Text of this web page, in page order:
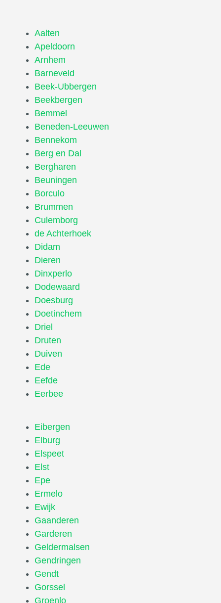
Aalten
Apeldoorn
Arnhem
Barneveld
Beek-Ubbergen
Beekbergen
Bemmel
Beneden-Leeuwen
Bennekom
Berg en Dal
Bergharen
Beuningen
Borculo
Brummen
Culemborg
de Achterhoek
Didam
Dieren
Dinxperlo
Dodewaard
Doesburg
Doetinchem
Driel
Druten
Duiven
Ede
Eefde
Eerbee
Eibergen
Elburg
Elspeet
Elst
Epe
Ermelo
Ewijk
Gaanderen
Garderen
Geldermalsen
Gendringen
Gendt
Gorssel
Groenlo